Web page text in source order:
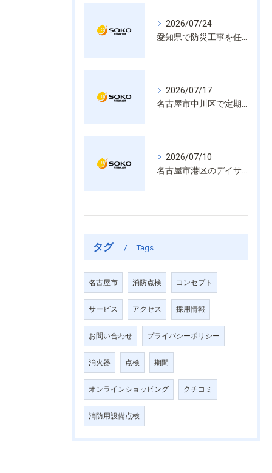
2026/07/24
2026/07/17
2026/07/10
タグ Tags
名古屋市 消防点検 コンセプト
サービス アクセス 採用情報
お問い合わせ プライバシーポリシー
消火器 点検 期間
オンラインショッピング クチコミ
消防用設備点検